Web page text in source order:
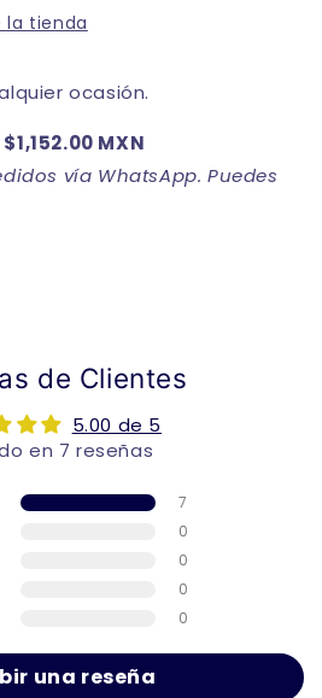
la tienda
ocasión.
MXN
vía WhatsApp. Puedes
de Clientes
5.00 de 5
en 7 reseñas
7
0
0
0
0
una reseña